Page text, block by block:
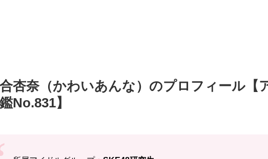
杏奈（かわいあんな）のプロフィール【
No.831】